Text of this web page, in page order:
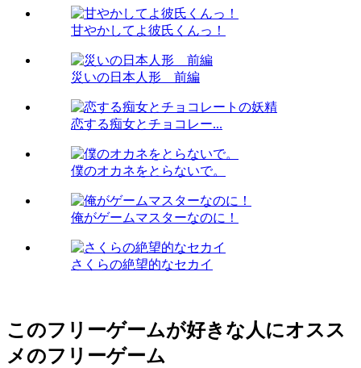
甘やかしてよ彼氏くんっ！
災いの日本人形 前編
恋する痴女とチョコレー...
僕のオカネをとらないで。
俺がゲームマスターなのに！
さくらの絶望的なセカイ
このフリーゲームが好きな人にオスス
メのフリーゲーム